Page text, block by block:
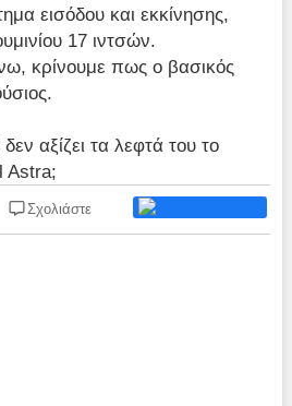
εισόδου και εκκίνησης,
17 ιντσών.
κρίνουμε πως ο βασικός
δεν αξίζει τα λεφτά του το
Astra;
Σχολιάστε